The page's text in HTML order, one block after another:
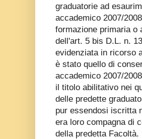
graduatorie ad
accademico 2007/
formazione primaria o
dell'art. 5 bis D.L. n.
evidenziata in ricorso
è stato quello di
accademico 2007/
il titolo abilitativo nei
delle predette
pur essendosi iscritta
era loro compagna di
della predetta Facoltà.